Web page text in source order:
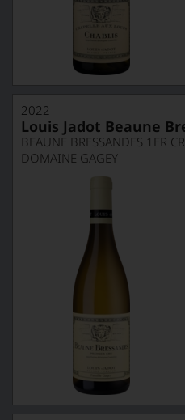
2022
Louis Jadot Beaune
BEAUNE BRESSANDES 1ER
DOMAINE GAGEY